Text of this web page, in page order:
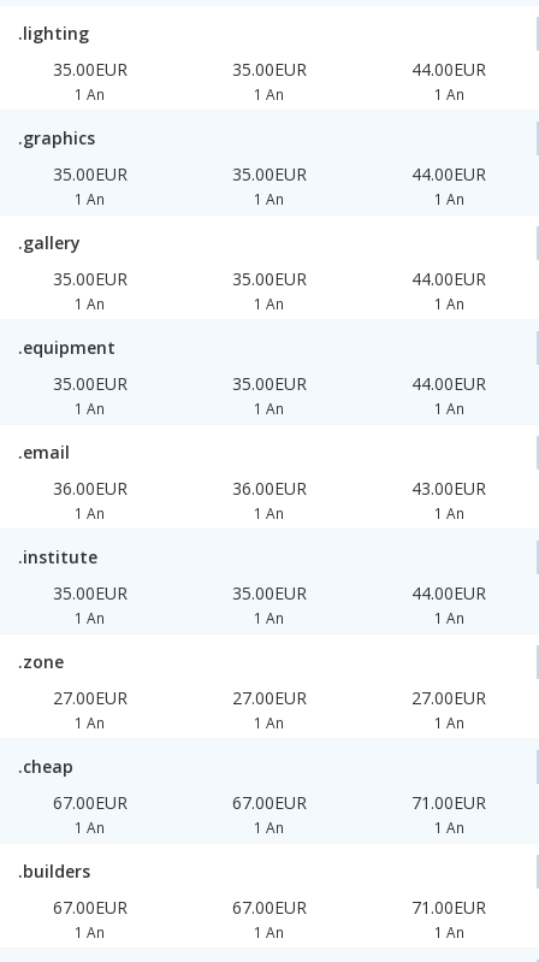
.lighting
35.00EUR
1 An
35.00EUR
1 An
44.00EUR
1 An
.graphics
35.00EUR
1 An
35.00EUR
1 An
44.00EUR
1 An
.gallery
35.00EUR
1 An
35.00EUR
1 An
44.00EUR
1 An
.equipment
35.00EUR
1 An
35.00EUR
1 An
44.00EUR
1 An
.email
36.00EUR
1 An
36.00EUR
1 An
43.00EUR
1 An
.institute
35.00EUR
1 An
35.00EUR
1 An
44.00EUR
1 An
.zone
27.00EUR
1 An
27.00EUR
1 An
27.00EUR
1 An
.cheap
67.00EUR
1 An
67.00EUR
1 An
71.00EUR
1 An
.builders
67.00EUR
1 An
67.00EUR
1 An
71.00EUR
1 An